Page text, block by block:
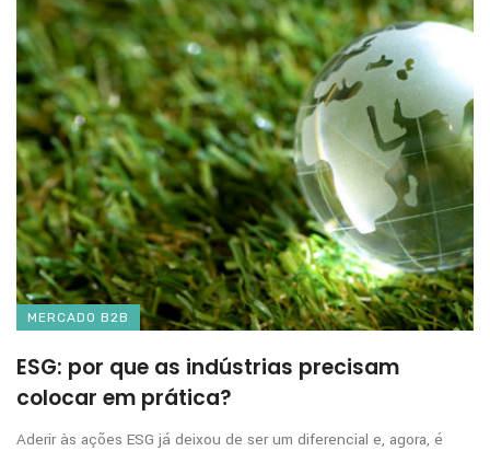
MERCADO B2B
ESG: por que as indústrias precisam
colocar em prática?
Aderir às ações ESG já deixou de ser um diferencial e, agora, é